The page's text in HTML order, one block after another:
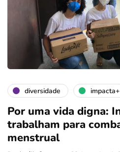
diversidade impacta+
Por uma vida digna:
trabalham para
menstrual